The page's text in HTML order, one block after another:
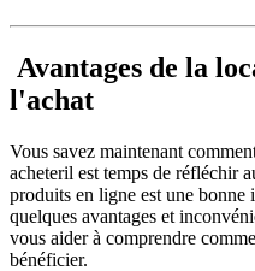
Avantages de la
l'achat
Vous savez maintenant
acheteril est temps de réfléchir
produits en ligne est une bonne
quelques avantages et
vous aider à comprendre
bénéficier.